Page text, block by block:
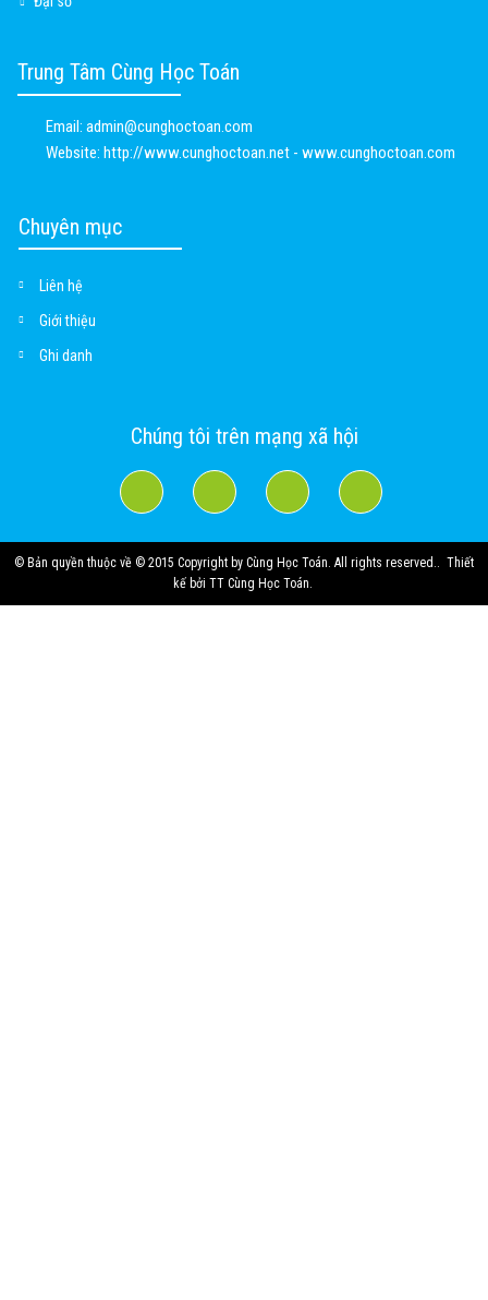
Trung Tâm Cùng Học Toán
Email: admin@cunghoctoan.com
Website: http://www.cunghoctoan.net - www.cunghoctoan.com
Chuyên mục
Liên hệ
Giới thiệu
Ghi danh
Chúng tôi trên mạng xã hội
© Bản quyền thuộc về © 2015 Copyright by Cùng Học Toán. All rights reserved.
Thiết
kế bởi TT Cùng Học Toán